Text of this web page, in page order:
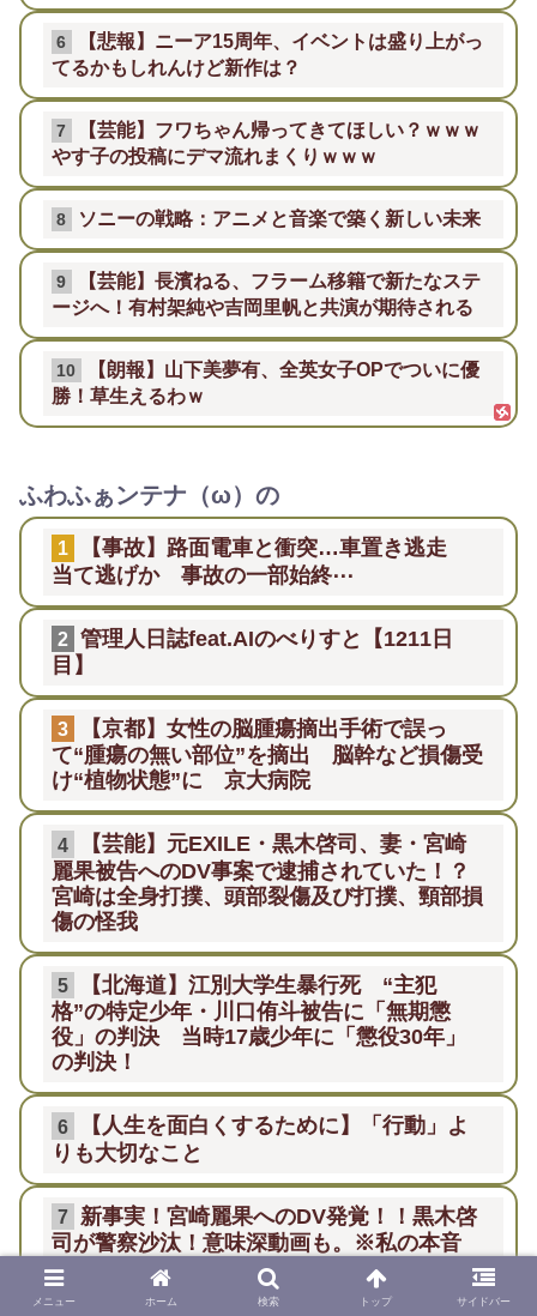
6
【悲報】ニーア15周年、イベントは盛り上がっ
てるかもしれんけど新作は？
7
【芸能】フワちゃん帰ってきてほしい？ｗｗｗ
やす子の投稿にデマ流れまくりｗｗｗ
8 ソニーの戦略：アニメと音楽で築く新しい未来
9
【芸能】長濱ねる、フラーム移籍で新たなステ
ージへ！有村架純や吉岡里帆と共演が期待される
10
【朗報】山下美夢有、全英女子OPでついに優
勝！草生えるわｗ
ふわふぁンテナ（ω）の
1
【事故】路面電車と衝突…車置き逃走
当て逃げか 事故の一部始終⋯
2 管理人日誌feat.AIのべりすと【1211日
目】
3
【京都】女性の脳腫瘍摘出手術で誤っ
て“腫瘍の無い部位”を摘出 脳幹など損傷受
け“植物状態”に 京大病院
4
【芸能】元EXILE・黒木啓司、妻・宮崎
麗果被告へのDV事案で逮捕されていた！？
宮崎は全身打撲、頭部裂傷及び打撲、頸部損
傷の怪我
5
【北海道】江別大学生暴行死 “主犯
格”の特定少年・川口侑斗被告に「無期懲
役」の判決 当時17歳少年に「懲役30年」
の判決！
6
【人生を面白くするために】「行動」よ
りも大切なこと
7
新事実！宮崎麗果へのDV発覚！！黒木啓
司が警察沙汰！意味深動画も。※私の本音
8 【ジャングリア沖縄】「ロイヤルチケッ
メニュー ホーム 検索 トップ サイドバー